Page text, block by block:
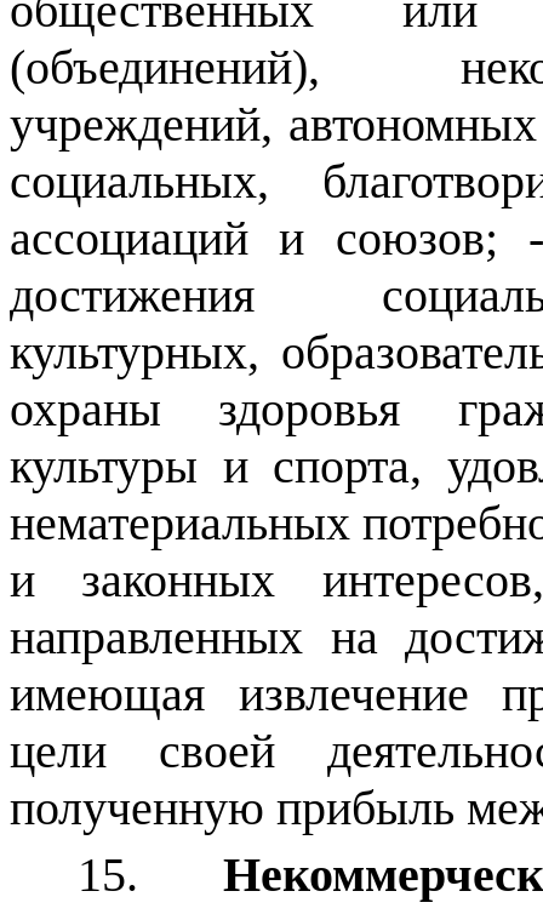
(объединений),
учреждений,
социальных,
ассоциаций и союзов;
достижения
культурных,
охраны здоровья
культуры и спорта,
нематериальных
и законных
направленных на
имеющая извлечение
цели своей
полученную прибыль
15.